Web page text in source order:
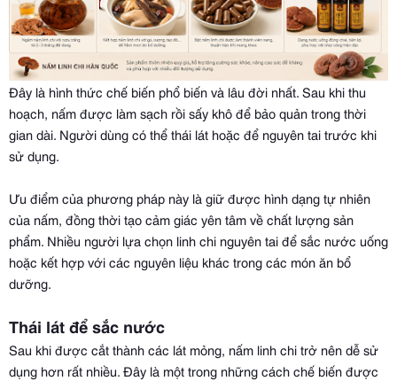
Đây là hình thức chế biến phổ biến và lâu đời nhất. Sau khi thu
hoạch, nấm được làm sạch rồi sấy khô để bảo quản trong thời
gian dài. Người dùng có thể thái lát hoặc để nguyên tai trước khi
sử dụng.
Ưu điểm của phương pháp này là giữ được hình dạng tự nhiên
của nấm, đồng thời tạo cảm giác yên tâm về chất lượng sản
phẩm. Nhiều người lựa chọn linh chi nguyên tai để sắc nước uống
hoặc kết hợp với các nguyên liệu khác trong các món ăn bổ
dưỡng.
Thái lát để sắc nước
Sau khi được cắt thành các lát mỏng, nấm linh chi trở nên dễ sử
dụng hơn rất nhiều. Đây là một trong những cách chế biến được